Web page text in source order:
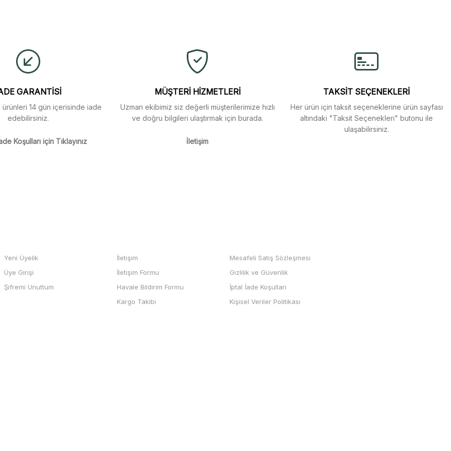
ve odeme kolay , büyük
GARANTİSİ
ürünleri 14 gün içerisinde iade
edebilirsiniz.
Koşulları için Tıklayınız
MÜŞTERİ HİZMETLERİ
Uzman ekibimiz siz değerli müşterilerimize hızlı
ve doğru bilgileri ulaştırmak için burada.
İletişim
TAKSİT SEÇENEKLERİ
Her ürün için taksit seçeneklerine ürün sayfası
altındaki "Taksit Seçenekleri" butonu ile
ulaşabilirsiniz.
Yeni Üyelik
Üye Girişi
Şifremi Unuttum
İletişim
İletişim Formu
Havale Bildirim Formu
Kargo Takibi
Mesafeli Satış Sözleşmesi
Gizlilik ve Güvenlik
İptal İade Koşullari
Kişisel Veriler Politikası